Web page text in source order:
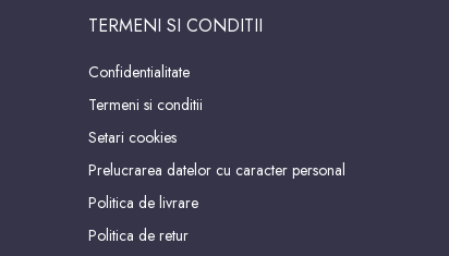
TERMENI SI CONDITII
Confidentialitate
Termeni si conditii
Setari cookies
Prelucrarea datelor cu caracter personal
Politica de livrare
Politica de retur